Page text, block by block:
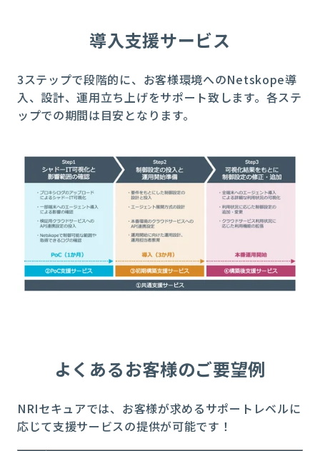
導入支援サービス
3ステップで段階的に、お客様環境へのNetskope導
入、設計、運用立ち上げをサポート致します。各ステ
ップでの期間は目安となります。
よくあるお客様のご要望例
NRIセキュアでは、お客様が求めるサポートレベルに
応じて支援サービスの提供が可能です！